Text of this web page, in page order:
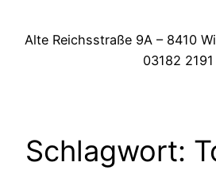
Alte Reichsstraße 9A – 8410
03182 2191
Schlagwort: